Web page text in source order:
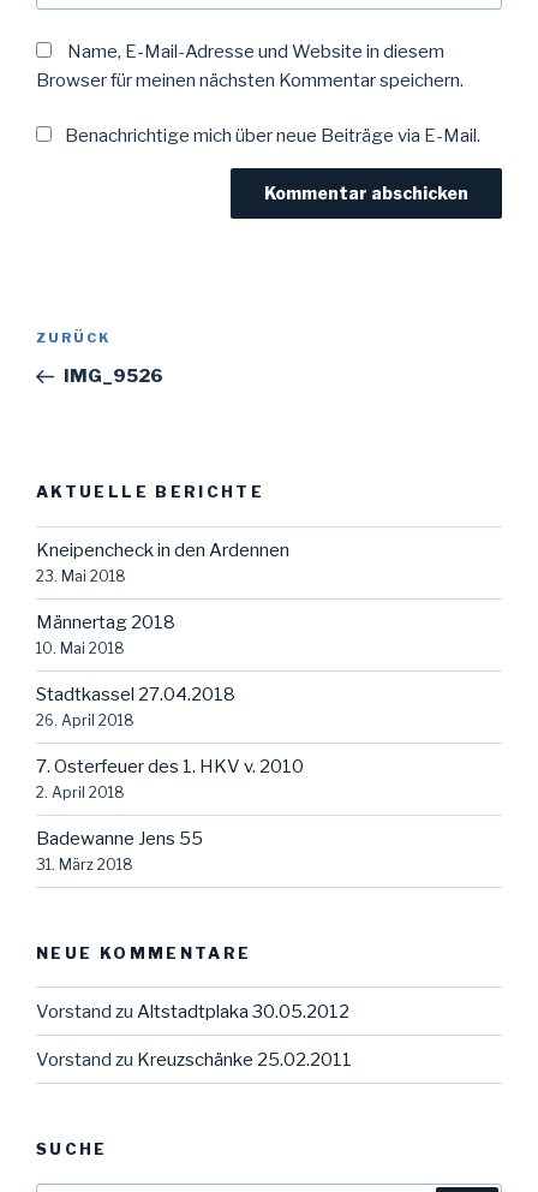
Name, E-Mail-Adresse und Website in diesem
Browser für meinen nächsten Kommentar speichern.
Benachrichtige mich über neue Beiträge via E-Mail.
Beitragsnavigation
Vorheriger
Beitrag
ZURÜCK
IMG_9526
AKTUELLE BERICHTE
Kneipencheck in den Ardennen
23. Mai 2018
Männertag 2018
10. Mai 2018
Stadtkassel 27.04.2018
26. April 2018
7. Osterfeuer des 1. HKV v. 2010
2. April 2018
Badewanne Jens 55
31. März 2018
NEUE KOMMENTARE
Vorstand zu Altstadtplaka 30.05.2012
Vorstand zu Kreuzschänke 25.02.2011
SUCHE